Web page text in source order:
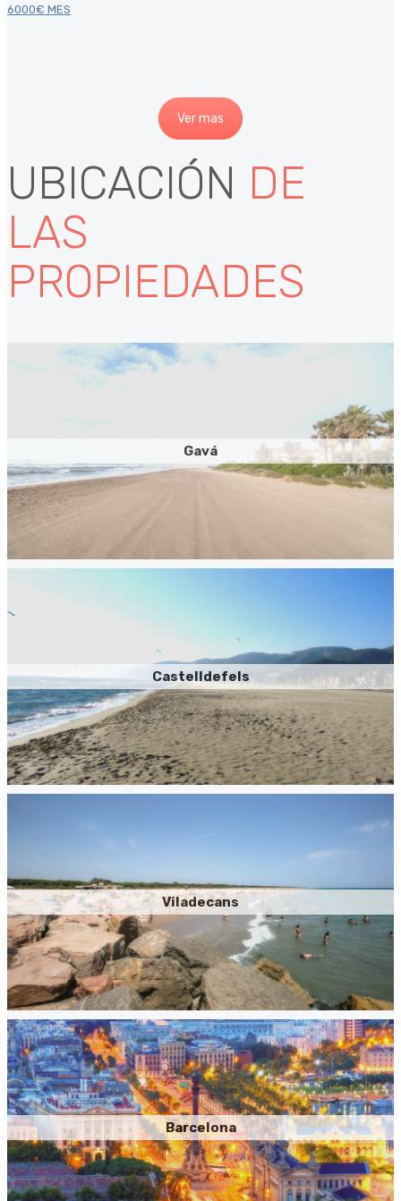
6000€ MES
Ver mas
UBICACIÓN DE
LAS
PROPIEDADES
Gavá
Castelldefels
Viladecans
Barcelona